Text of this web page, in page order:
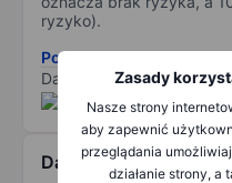
Zasady
Nasze strony
aby zapewnić
przeglądania
działanie strony, a
ryzyko).
Pobierz metodologię
Dane dostarczone przez
Dane finansowe